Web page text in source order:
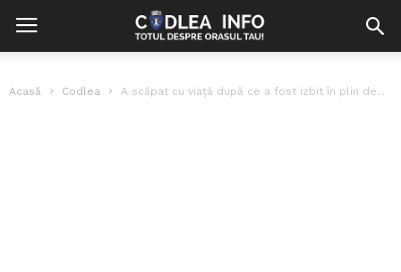
Acasă Codlea A scăpat cu viață după ce a fost izbit în plin de...